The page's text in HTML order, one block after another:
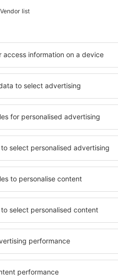
Gateway Lodge
Vedi più hotel in
modo che ogni
esigenze.
oppure un hotel con
economica? Con il
per tutte le
e lo standard
le opzioni di
nel cuore delle
più lontani dalla folla.
ma sono anche
tanto da vedere
subito a fare le